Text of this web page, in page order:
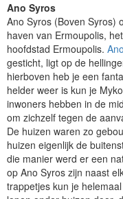
Ano Syros
Ano Syros (Boven Syros)
haven van Ermoupolis,
hoofdstad Ermoupolis.
gesticht, ligt op de
hierboven heb je een
helder weer is kun je
inwoners hebben in de
om zichzelf tegen de
De huizen waren zo
huizen eigenlijk de
die manier werd er een
op Ano Syros zijn naast
trappetjes kun je